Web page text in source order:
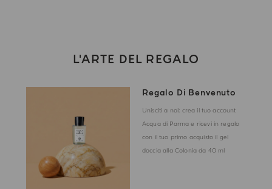
L'ARTE DEL REGALO
Regalo Di Benvenuto
Unisciti a noi: crea il tuo account
Acqua di Parma e ricevi in regalo
con il tuo primo acquisto il gel
doccia alla Colonia da 40 ml